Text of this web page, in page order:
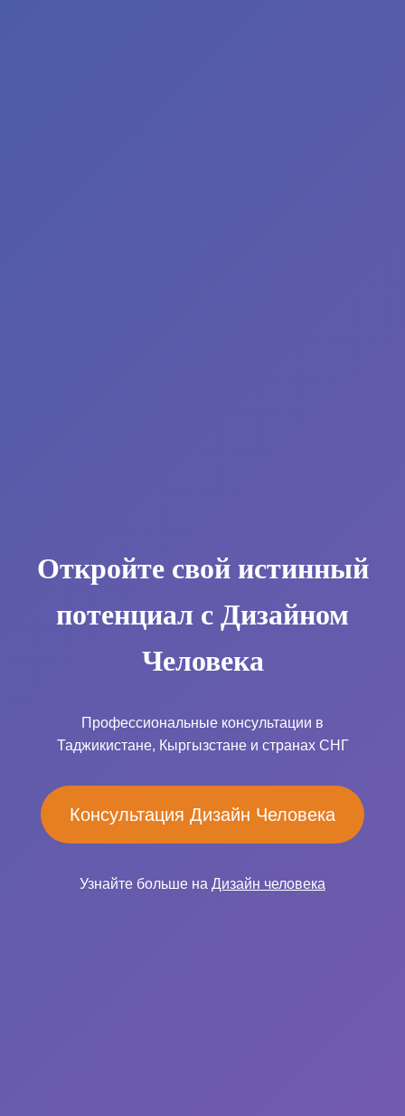
Откройте свой истинный
потенциал с Дизайном
Человека
Профессиональные консультации в
Таджикистане, Кыргызстане и странах СНГ
Консультация Дизайн Человека
Узнайте больше на Дизайн человека